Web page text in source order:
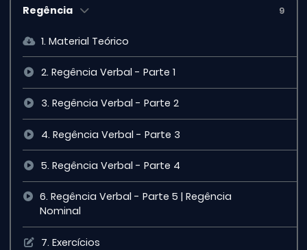
Regência 9
1. Material Teórico
2. Regência Verbal - Parte 1
3. Regência Verbal - Parte 2
4. Regência Verbal - Parte 3
5. Regência Verbal - Parte 4
6. Regência Verbal - Parte 5 | Regência
Nominal
7. Exercícios